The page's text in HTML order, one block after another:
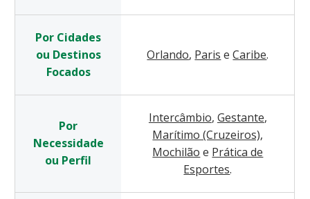
Por Cidades
ou Destinos
Focados
Orlando, Paris e Caribe.
Por
Necessidade
ou Perfil
Intercâmbio, Gestante,
Marítimo (Cruzeiros),
Mochilão e Prática de
Esportes.